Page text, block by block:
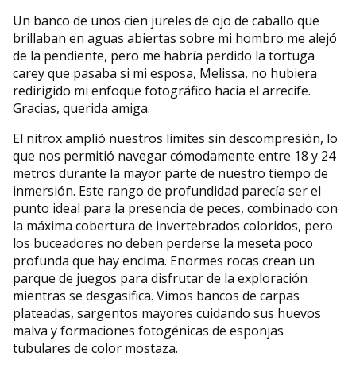
Un banco de unos cien jureles de ojo de caballo que
brillaban en aguas abiertas sobre mi hombro me alejó
de la pendiente, pero me habría perdido la tortuga
carey que pasaba si mi esposa, Melissa, no hubiera
redirigido mi enfoque fotográfico hacia el arrecife.
Gracias, querida amiga.
El nitrox amplió nuestros límites sin descompresión, lo
que nos permitió navegar cómodamente entre 18 y 24
metros durante la mayor parte de nuestro tiempo de
inmersión. Este rango de profundidad parecía ser el
punto ideal para la presencia de peces, combinado con
la máxima cobertura de invertebrados coloridos, pero
los buceadores no deben perderse la meseta poco
profunda que hay encima. Enormes rocas crean un
parque de juegos para disfrutar de la exploración
mientras se desgasifica. Vimos bancos de carpas
plateadas, sargentos mayores cuidando sus huevos
malva y formaciones fotogénicas de esponjas
tubulares de color mostaza.